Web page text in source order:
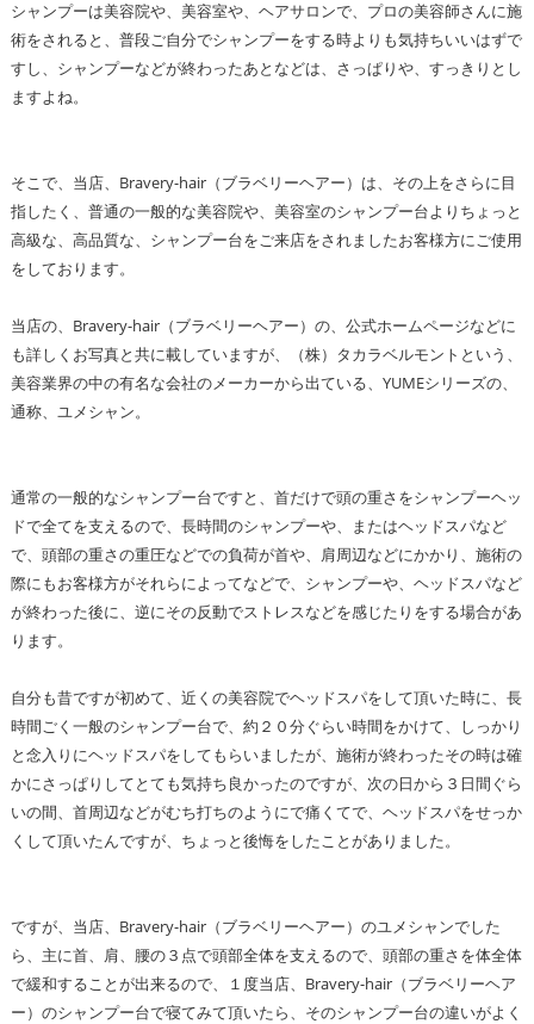
シャンプーは美容院や、美容室や、ヘアサロンで、プロの美容師さんに施
術をされると、普段ご自分でシャンプーをする時よりも気持ちいいはずで
すし、シャンプーなどが終わったあとなどは、さっぱりや、すっきりとし
ますよね。
そこで、当店、Bravery-hair（ブラベリーヘアー）は、その上をさらに目
指したく、普通の一般的な美容院や、美容室のシャンプー台よりちょっと
高級な、高品質な、シャンプー台をご来店をされましたお客様方にご使用
をしております。
当店の、Bravery-hair（ブラベリーヘアー）の、公式ホームページなどに
も詳しくお写真と共に載していますが、（株）タカラベルモントという、
美容業界の中の有名な会社のメーカーから出ている、YUMEシリーズの、
通称、ユメシャン。
通常の一般的なシャンプー台ですと、首だけで頭の重さをシャンプーヘッ
ドで全てを支えるので、長時間のシャンプーや、またはヘッドスパなど
で、頭部の重さの重圧などでの負荷が首や、肩周辺などにかかり、施術の
際にもお客様方がそれらによってなどで、シャンプーや、ヘッドスパなど
が終わった後に、逆にその反動でストレスなどを感じたりをする場合があ
ります。
自分も昔ですが初めて、近くの美容院でヘッドスパをして頂いた時に、長
時間ごく一般のシャンプー台で、約２０分ぐらい時間をかけて、しっかり
と念入りにヘッドスパをしてもらいましたが、施術が終わったその時は確
かにさっぱりしてとても気持ち良かったのですが、次の日から３日間ぐら
いの間、首周辺などがむち打ちのようにで痛くてで、ヘッドスパをせっか
くして頂いたんですが、ちょっと後悔をしたことがありました。
ですが、当店、Bravery-hair（ブラベリーヘアー）のユメシャンでした
ら、主に首、肩、腰の３点で頭部全体を支えるので、頭部の重さを体全体
で緩和することが出来るので、１度当店、Bravery-hair（ブラベリーヘア
ー）のシャンプー台で寝てみて頂いたら、そのシャンプー台の違いがよく